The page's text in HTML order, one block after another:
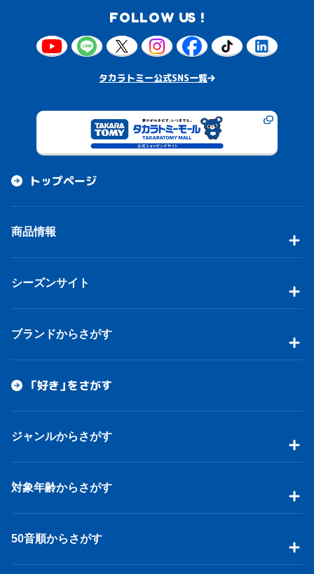
FOLLOW US !
タカラトミー公式SNS一覧
トップページ
商品情報
シーズンサイト
ブランドからさがす
「好き」をさがす
ジャンルからさがす
対象年齢からさがす
50音順からさがす